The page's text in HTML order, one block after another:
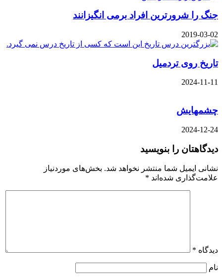
جنگ را شرورترین افراد برمی انگیزانند
2019-03-02
تاریخ روی تردمیل
2024-11-11
چشمهایش
2024-12-24
دیدگاهتان را بنویسید
نشانی ایمیل شما منتشر نخواهد شد. بخش‌های موردنیاز
علامت‌گذاری شده‌اند *
دیدگاه *
نام